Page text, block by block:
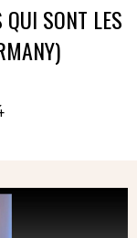
SONT LES